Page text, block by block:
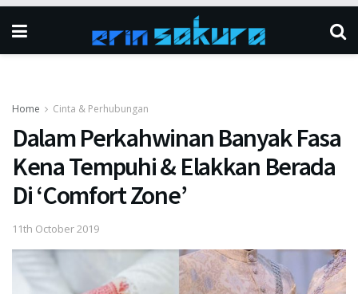
Home Cinta & Perhubungan
Dalam Perkahwinan Banyak Fasa
Kena Tempuhi & Elakkan Berada
Di ‘Comfort Zone’
11th October 2019